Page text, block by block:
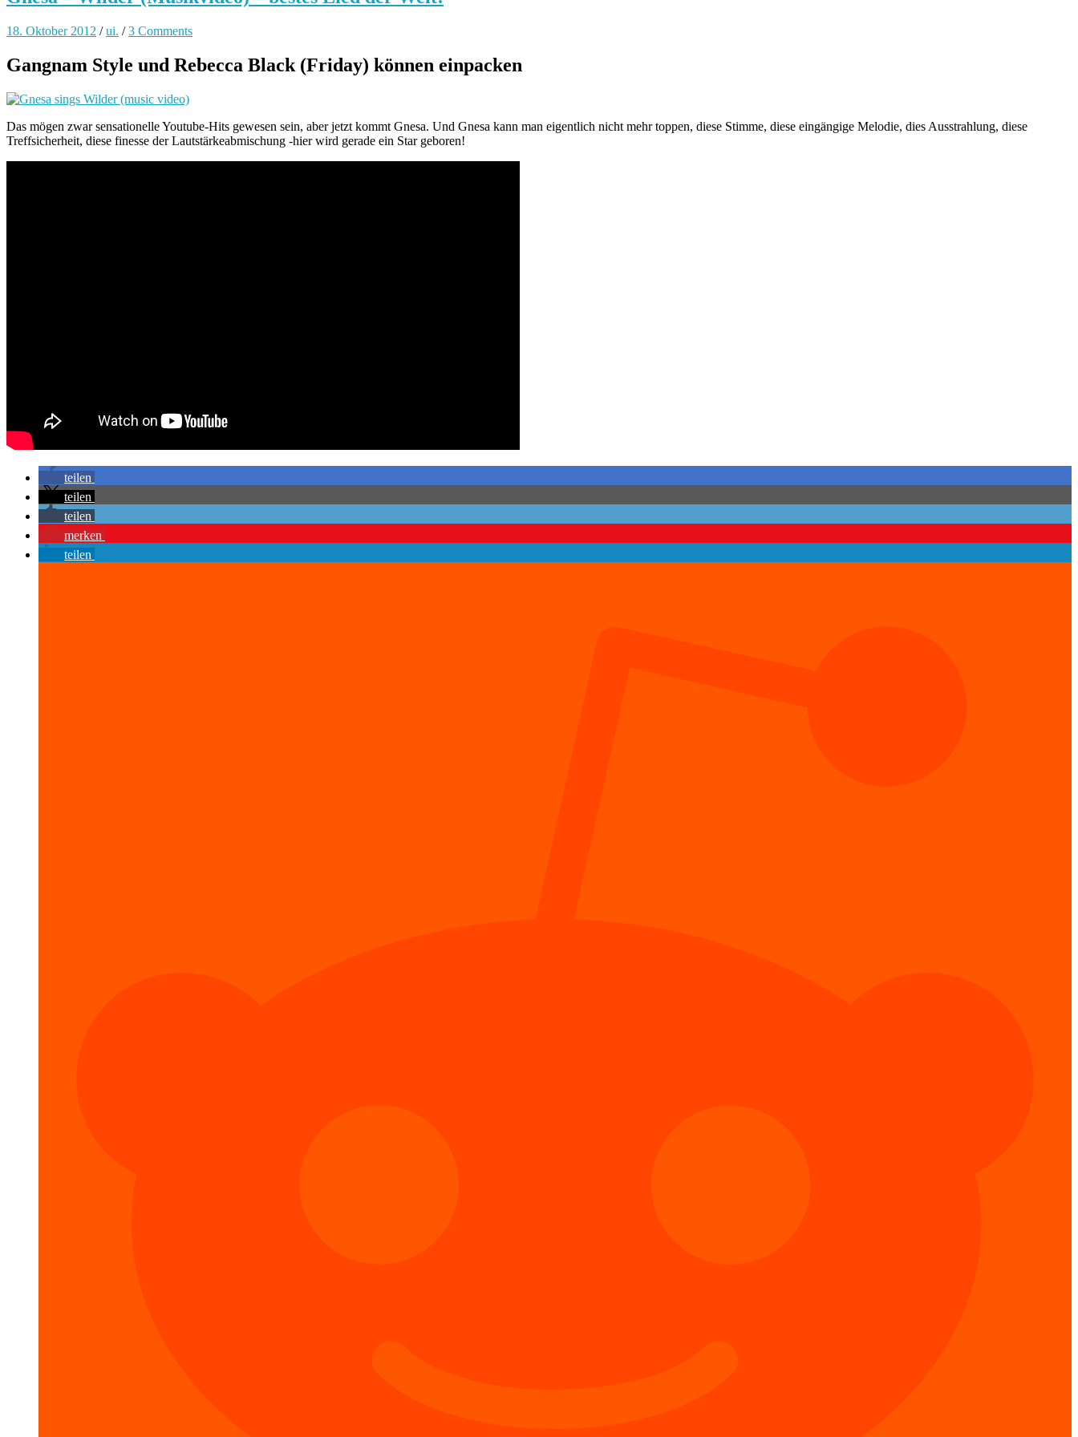
18. Oktober 2012 /ui. /3 Comments
Gangnam Style und Rebecca Black (Friday) können einpacken
Das mögen zwar sensationelle Youtube-Hits gewesen sein, aber jetzt kommt Gnesa. Und Gnesa kann man eigentlich nicht mehr toppen, diese Stimme, diese eingängige Melodie, dies Ausstrahlung, diese
Treffsicherheit, diese finesse der Lautstärkeabmischung -hier wird gerade ein Star geboren!
teilen
teilen
teilen
merken
teilen